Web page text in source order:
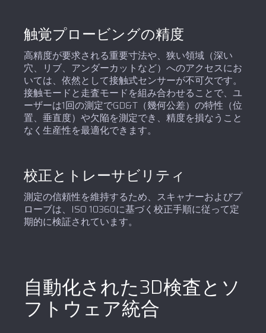
触覚プロービングの精度
高精度が要求される重要寸法や、狭い領域（深い
穴、リブ、アンダーカットなど）へのアクセスにお
いては、依然として接触式センサーが不可欠です。
接触モードと走査モードを組み合わせることで、ユ
ーザーは1回の測定でGD&T（幾何公差）の特性（位
置、垂直度）や欠陥を測定でき、精度を損なうこと
なく生産性を最適化できます。
校正とトレーサビリティ
測定の信頼性を維持するため、スキャナーおよびプ
ローブは、ISO 10360に基づく校正手順に従って定
期的に検証されています。
自動化された3D検査とソ
フトウェア統合